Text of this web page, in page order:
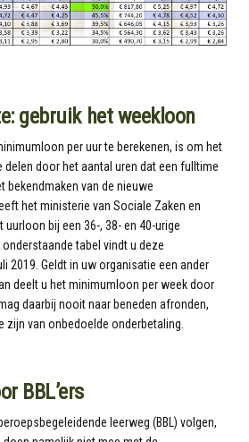
gebruik het weekloon
per uur te berekenen, is om het
door het aantal uren dat een fulltime
bekendmaken van de nieuwe
het ministerie van Sociale Zaken en
uurloon bij een 36-, 38- en 40-urige
tabel vindt u deze
2019. Geldt in uw organisatie een ander
deelt u het minimumloon per week door
daarbij nooit naar beneden afronden,
zijn van onbedoelde onderbetaling.
BBL’ers
leerweg (BBL) volgen,